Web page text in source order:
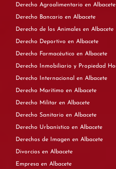
Derecho Agroalimentario en Albacete
Derecho Bancario en Albacete
Derecho de los Animales en Albacete
Derecho Deportivo en Albacete
Derecho Farmacéutico en Albacete
Derecho Internacional en Albacete
Derecho Marítimo en Albacete
Derecho Militar en Albacete
Derecho Sanitario en Albacete
Derecho Urbanístico en Albacete
Derechos de Imagen en Albacete
Divorcios en Albacete
Empresa en Albacete